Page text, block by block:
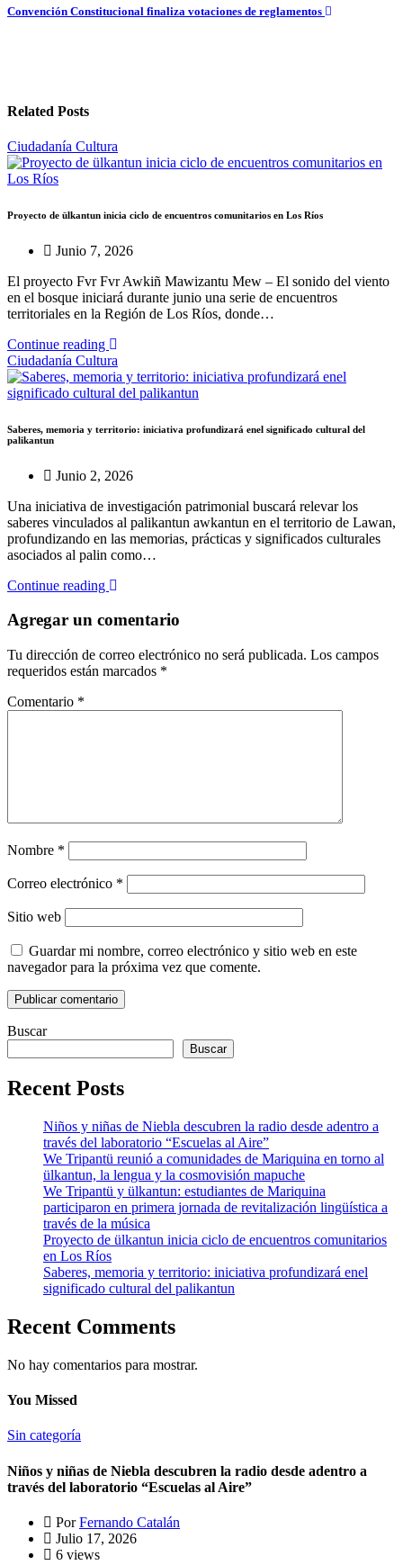
de
Convención Constitucional finaliza votaciones de reglamentos
Related Posts
Ciudadanía Cultura
Proyecto de ülkantun inicia ciclo de encuentros comunitarios en Los Ríos
Junio 7, 2026
El proyecto Fvr Fvr Awkiñ Mawizantu Mew – El sonido del viento
en el bosque iniciará durante junio una serie de encuentros
territoriales en la Región de Los Ríos, donde…
Continue reading
Ciudadanía Cultura
Saberes, memoria y territorio: iniciativa profundizará enel significado cultural del
palikantun
Junio 2, 2026
Una iniciativa de investigación patrimonial buscará relevar los
saberes vinculados al palikantun awkantun en el territorio de Lawan,
profundizando en las memorias, prácticas y significados culturales
asociados al palin como…
Continue reading
Agregar un comentario
Tu dirección de correo electrónico no será publicada. Los campos
requeridos están marcados *
Comentario *
Nombre *
Correo electrónico *
Sitio web
Guardar mi nombre, correo electrónico y sitio web en este
navegador para la próxima vez que comente.
Buscar
Buscar
Recent Posts
Niños y niñas de Niebla descubren la radio desde adentro a
través del laboratorio “Escuelas al Aire”
We Tripantü reunió a comunidades de Mariquina en torno al
ülkantun, la lengua y la cosmovisión mapuche
We Tripantü y ülkantun: estudiantes de Mariquina
participaron en primera jornada de revitalización lingüística a
través de la música
Proyecto de ülkantun inicia ciclo de encuentros comunitarios
en Los Ríos
Saberes, memoria y territorio: iniciativa profundizará enel
significado cultural del palikantun
Recent Comments
No hay comentarios para mostrar.
You Missed
Sin categoría
Niños y niñas de Niebla descubren la radio desde adentro a
través del laboratorio “Escuelas al Aire”
PorFernando Catalán
Julio 17, 2026
6 views